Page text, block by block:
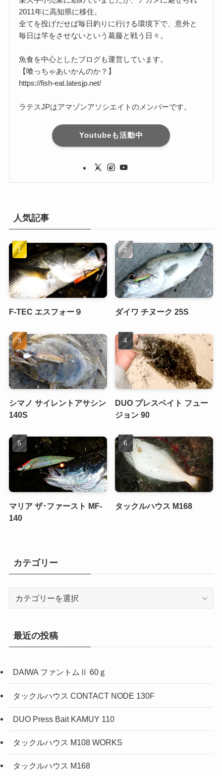
2011年に高知県に移住。
全てを投げだせば毎日釣りに行ける環境下で、意外と
毎日は竿をさせないという葛藤と戦う日々。
魚食を中心としたブログも運営しています。
【喰っちゃあいかんのか？】
https://fish-eat.latesjp.net/
ラテスJPはアマゾンアソシエイトのメンバーです。
Youtubeも活動中
人気記事
F-TEC エスフォー９ ダイワ チヌーク 25S
シマノ サイレントアサシン
140S
DUO プレスベイト フュー
ジョン 90
マリア ザ･ファースト MF-
140
タックルハウス M168
カテゴリー
リ
最近の投稿
DAIWA ファントムⅡ 60ｇ
タックルハウス CONTACT NODE 130F
DUO Press Bait KAMUY 110
タックルハウス M108 WORKS
タックルハウス M168